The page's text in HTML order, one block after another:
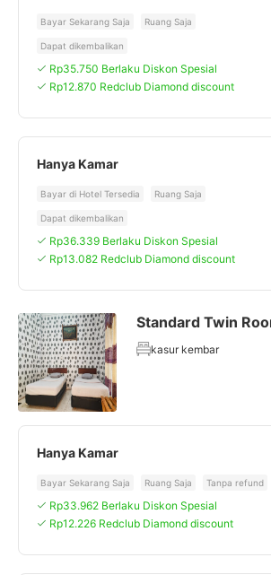
Bayar Sekarang Saja Ruang Saja
Dapat dikembalikan
Rp35.750 Berlaku Diskon Spesial
Rp12.870 Redclub Diamond discount
Hanya Kamar
Bayar di Hotel Tersedia Ruang Saja
Dapat dikembalikan
Rp36.339 Berlaku Diskon Spesial
Rp13.082 Redclub Diamond discount
Standard Twin
kasur kembar
Hanya Kamar
Bayar Sekarang Saja Ruang Saja Tanpa refund
Rp33.962 Berlaku Diskon Spesial
Rp12.226 Redclub Diamond discount